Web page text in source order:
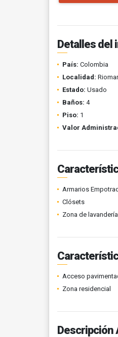
Detalles del
País: Colombia
Localidad: Riomar
Estado: Usado
Baños: 4
Piso: 1
Valor
Armarios
Clósets
Zona de lavandería
Acceso
Zona residencial
Descripción